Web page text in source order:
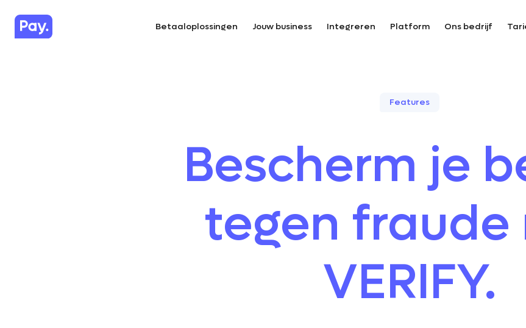
Betaaloplossingen Jouw business Integreren Platform Ons bedrijf
Features
Bescherm je
tegen fraude
VERIFY.